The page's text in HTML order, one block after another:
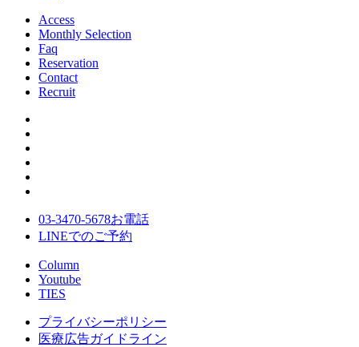
Access
Monthly Selection
Faq
Reservation
Contact
Recruit
03-3470-5678お電話
LINEでのご予約
Column
Youtube
TIES
プライバシーポリシー
医療広告ガイドライン